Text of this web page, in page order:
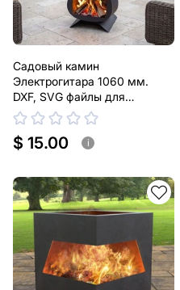
Садовый камин
Электрогитара 1060 мм.
DXF, SVG файлы для
лазерной, плазменной резки
$ 15.00 i